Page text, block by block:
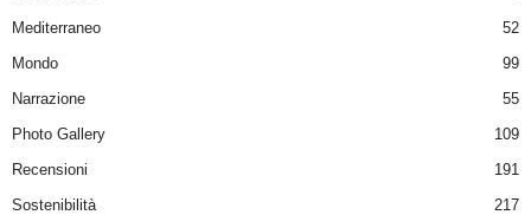
Mediterraneo
52
Mondo
99
Narrazione
55
Photo Gallery
109
Recensioni
191
Sostenibilità
217